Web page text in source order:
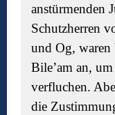
anstürmenden
Schutzherren
und Og, waren
Bile’am an,
verfluchen.
die